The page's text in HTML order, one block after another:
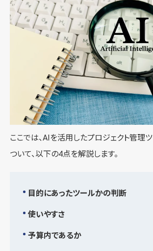
ここでは、AIを活用したプロジェクト管理
ついて、以下の4点を解説します。
目的にあったツールかの判断
使いやすさ
予算内であるか